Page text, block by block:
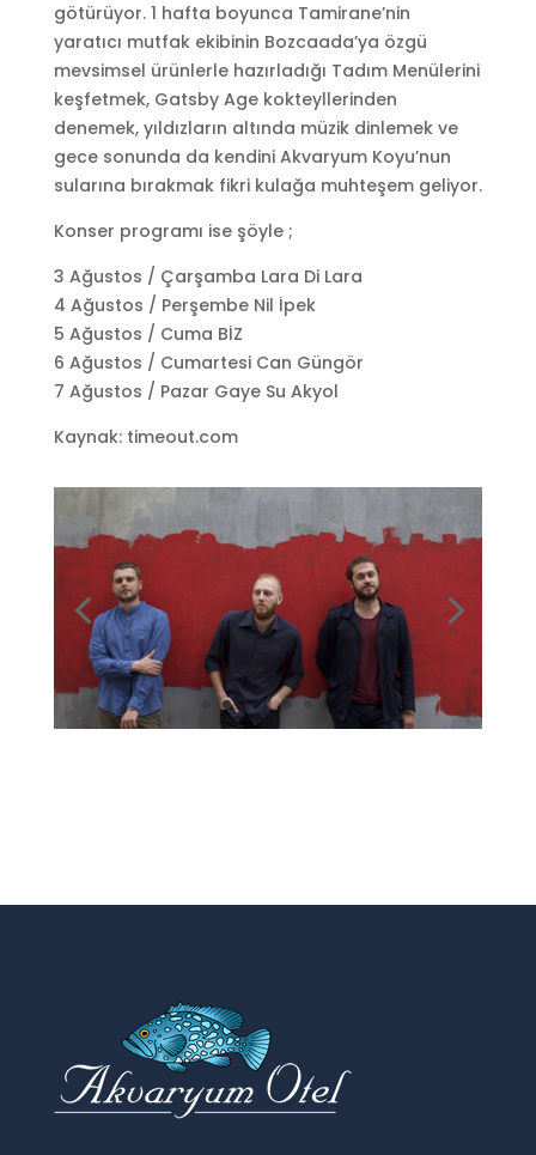
götürüyor. 1 hafta boyunca Tamirane’nin
yaratıcı mutfak ekibinin Bozcaada’ya özgü
mevsimsel ürünlerle hazırladığı Tadım Menülerini
keşfetmek, Gatsby Age kokteyllerinden
denemek, yıldızların altında müzik dinlemek ve
gece sonunda da kendini Akvaryum Koyu’nun
sularına bırakmak fikri kulağa muhteşem geliyor.
Konser programı ise şöyle ;
3 Ağustos / Çarşamba Lara Di Lara
4 Ağustos / Perşembe Nil İpek
5 Ağustos / Cuma BİZ
6 Ağustos / Cumartesi Can Güngör
7 Ağustos / Pazar Gaye Su Akyol
Kaynak: timeout.com